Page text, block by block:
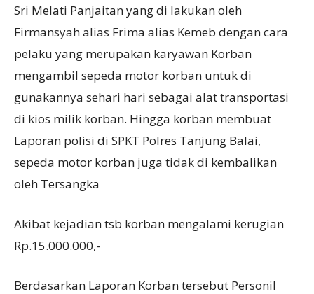
Sri Melati Panjaitan yang di lakukan oleh
Firmansyah alias Frima alias Kemeb dengan cara
pelaku yang merupakan karyawan Korban
mengambil sepeda motor korban untuk di
gunakannya sehari hari sebagai alat transportasi
di kios milik korban. Hingga korban membuat
Laporan polisi di SPKT Polres Tanjung Balai,
sepeda motor korban juga tidak di kembalikan
oleh Tersangka
Akibat kejadian tsb korban mengalami kerugian
Rp.15.000.000,-
Berdasarkan Laporan Korban tersebut Personil